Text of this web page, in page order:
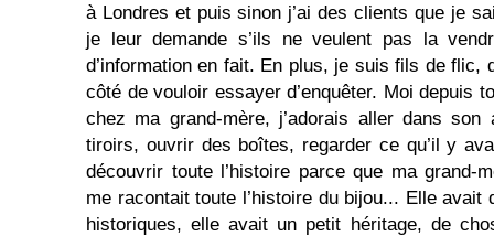
à Londres et puis sinon j’ai des clients que je
je leur demande s’ils ne veulent pas la
d’information en fait. En plus, je suis fils de flic,
côté de vouloir essayer d’enquêter. Moi depuis
chez ma grand-mère, j’adorais aller dans
tiroirs, ouvrir des boîtes, regarder ce qu’il y
découvrir toute l’histoire parce que ma grand-
me racontait toute l’histoire du bijou... Elle avait
historiques, elle avait un petit héritage, de